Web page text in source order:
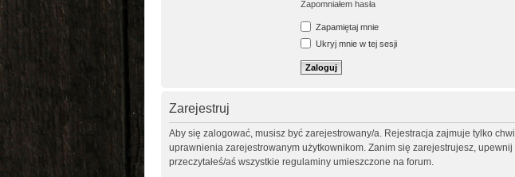
Zapomniałem hasła
Zapamiętaj mnie
Ukryj mnie w tej sesji
Zarejestruj
Aby się zalogować, musisz być zarejestrowany/a. Rejestracja zajmuje tylko
uprawnienia zarejestrowanym użytkownikom. Zanim się zarejestrujesz,
przeczytałeś/aś wszystkie regulaminy umieszczone na forum.